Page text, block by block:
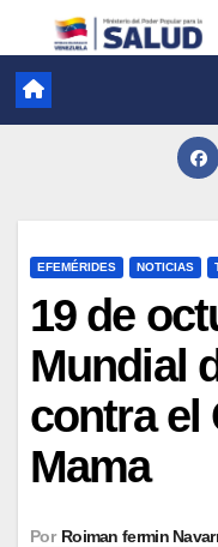
EFEMÉRIDES NOTICIAS
19 de
Mundial
contra el
Mama
Por Roiman fermin